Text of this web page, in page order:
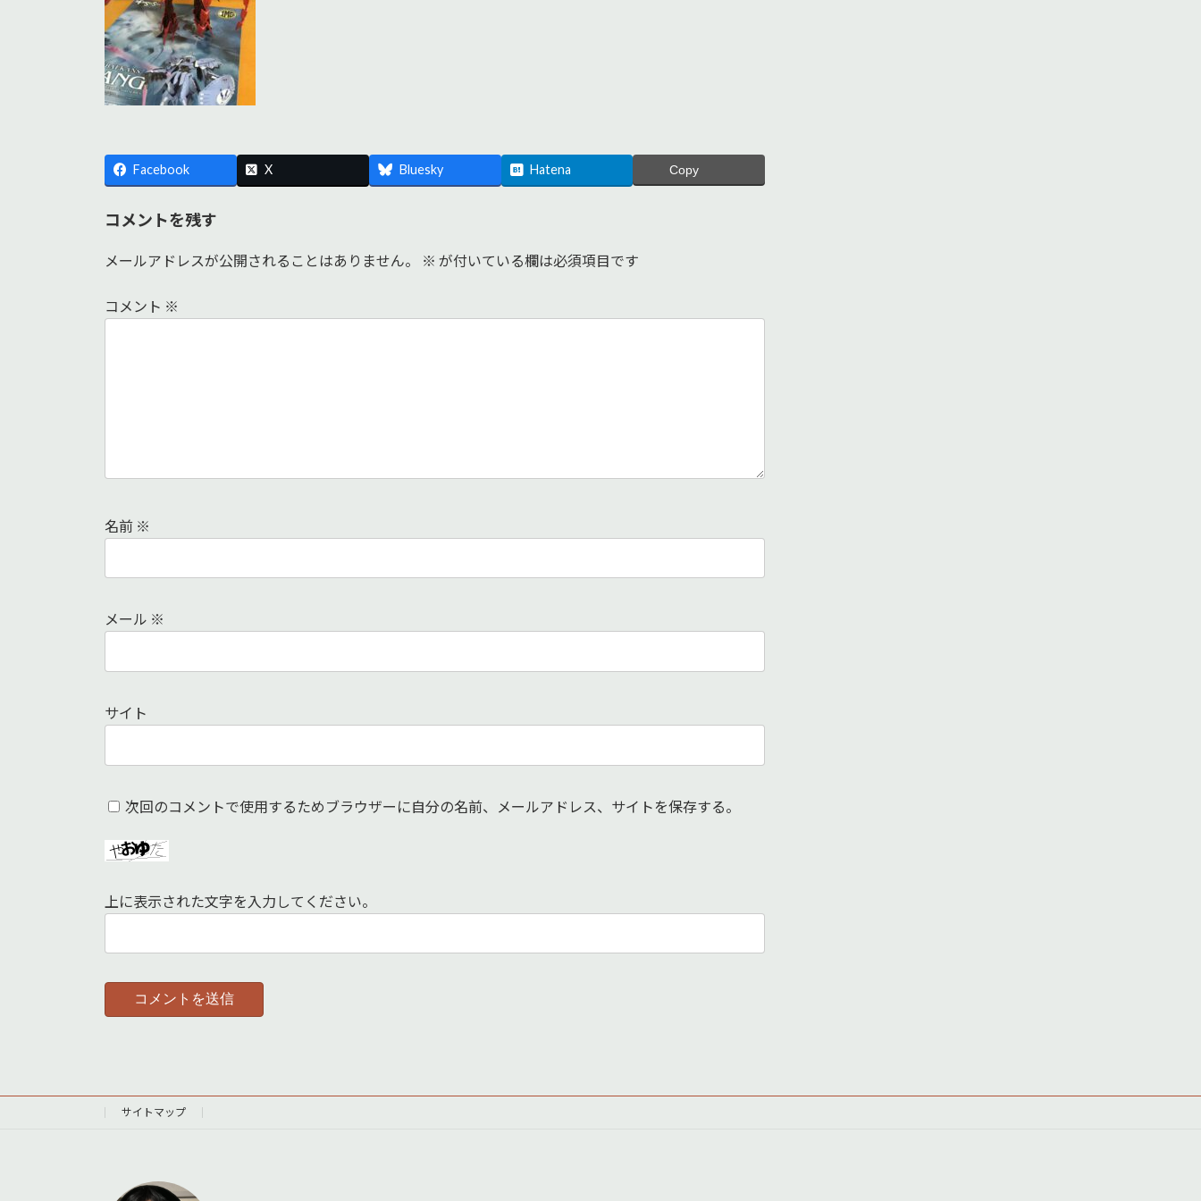
Facebook X Bluesky Hatena Copy
コメントを残す
メールアドレスが公開されることはありません。 ※ が付いている欄は必須項目です
コメント ※
名前 ※
メール ※
サイト
次回のコメントで使用するためブラウザーに自分の名前、メールアドレス、サイトを保存する。
上に表示された文字を入力してください。
サイトマップ